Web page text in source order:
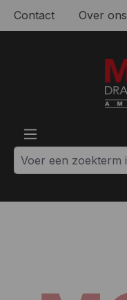
Ga naar de hoofdinhoud
Contact Over ons